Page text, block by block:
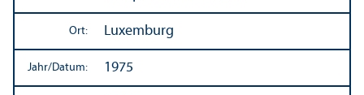
Ort: Luxemburg
Jahr/Datum: 1975